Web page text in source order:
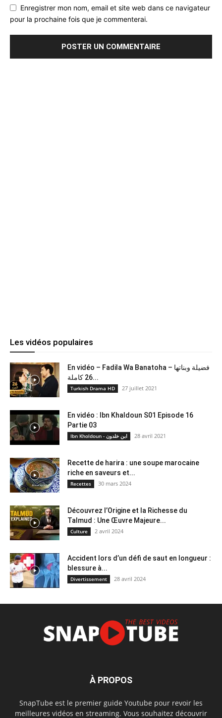
Enregistrer mon nom, email et site web dans ce navigateur
pour la prochaine fois que je commenterai.
Les vidéos populaires
En vidéo – Fadila Wa Banatoha – فضيلة وبناتها
26 كاملة...
Turkish Drama HD 27 juillet 2021
En vidéo : Ibn Khaldoun S01 Episode 16
Partie 03
Ibn Kholdoun - ابن خلدون 28 avril 2021
Recette de harira : une soupe marocaine
riche en saveurs et...
Recettes 30 mars 2024
Découvrez l’Origine et la Richesse du
Talmud : Une Œuvre Majeure...
Culture 2 avril 2024
Accident lors d’un défi de saut en longueur :
blessure à...
Divertissement 28 avril 2024
À PROPOS
SnapTube est le premier guide Youtube pour revoir les
meilleures vidéos en streaming. Vous souhaitez découvrir